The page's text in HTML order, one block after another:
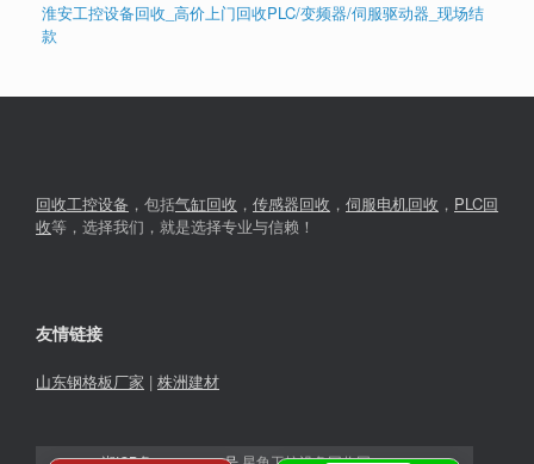
淮安工控设备回收_高价上门回收PLC/变频器/伺服驱动器_现场结
款
回收工控设备 ，包括气缸回收 ， 传感器回收 ， 伺服电机回收 ， PLC回
收等，选择我们，就是选择专业与信赖！
友情链接
山东钢格板厂家 | 株洲建材